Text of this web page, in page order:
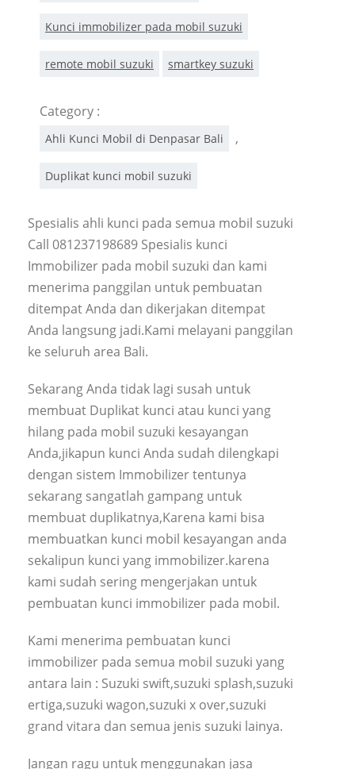
Kunci immobilizer pada mobil suzuki
remote mobil suzuki smartkey suzuki
Category :
Ahli Kunci Mobil di Denpasar Bali ,
Duplikat kunci mobil suzuki
Spesialis ahli kunci pada semua mobil suzuki
Call 081237198689 Spesialis kunci
Immobilizer pada mobil suzuki dan kami
menerima panggilan untuk pembuatan
ditempat Anda dan dikerjakan ditempat
Anda langsung jadi.Kami melayani panggilan
ke seluruh area Bali.
Sekarang Anda tidak lagi susah untuk
membuat Duplikat kunci atau kunci yang
hilang pada mobil suzuki kesayangan
Anda,jikapun kunci Anda sudah dilengkapi
dengan sistem Immobilizer tentunya
sekarang sangatlah gampang untuk
membuat duplikatnya,Karena kami bisa
membuatkan kunci mobil kesayangan anda
sekalipun kunci yang immobilizer.karena
kami sudah sering mengerjakan untuk
pembuatan kunci immobilizer pada mobil.
Kami menerima pembuatan kunci
immobilizer pada semua mobil suzuki yang
antara lain : Suzuki swift,suzuki splash,suzuki
ertiga,suzuki wagon,suzuki x over,suzuki
grand vitara dan semua jenis suzuki lainya.
Jangan ragu untuk menggunakan jasa